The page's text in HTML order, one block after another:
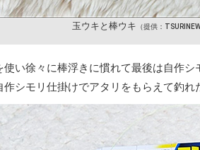
玉ウキと棒ウキ （提供：
使い徐々に棒浮きに慣れて最後は自作
シモリ仕掛けでアタリをもらえて釣れ